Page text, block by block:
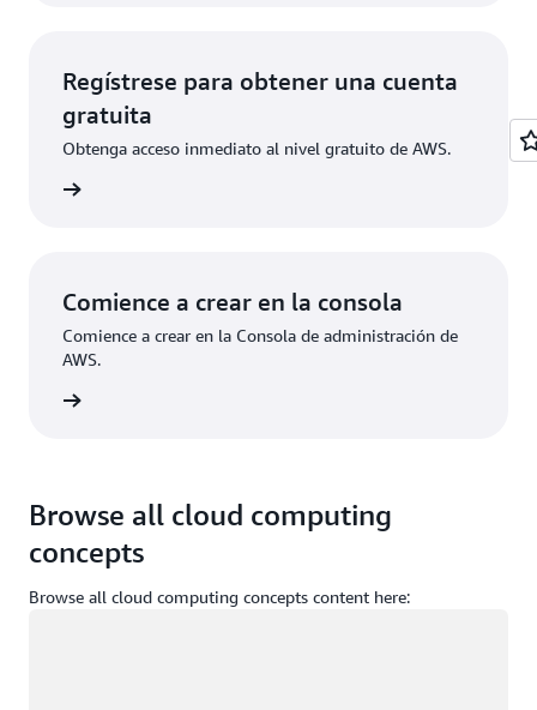
Regístrese para obtener una cuenta
gratuita
Obtenga acceso inmediato al nivel gratuito de AWS.
Comience a crear en la consola
Comience a crear en la Consola de administración de
AWS.
Browse all cloud computing
concepts
Browse all cloud computing concepts content here: